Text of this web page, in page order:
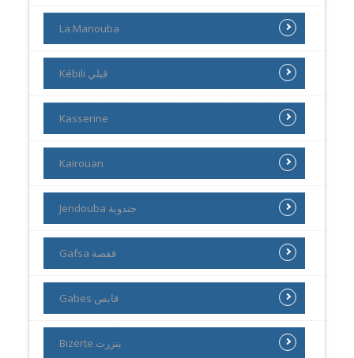
La Manouba
Kébili ڨبلي
Kasserine
Kairouan
Jendouba جندوبة
Gafsa قفصة
Gabes قابس
Bizerte بنزرت